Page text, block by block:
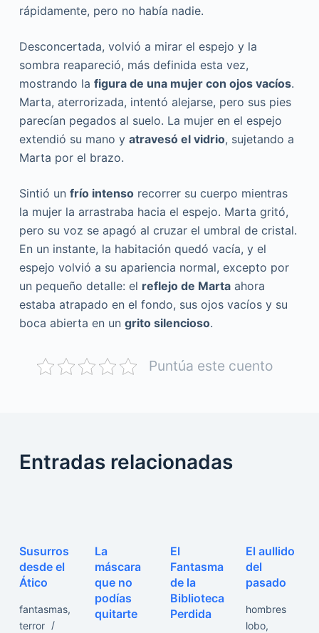
rápidamente, pero no había nadie.
Desconcertada, volvió a mirar el espejo y la
sombra reapareció, más definida esta vez,
mostrando la figura de una mujer con ojos vacíos.
Marta, aterrorizada, intentó alejarse, pero sus pies
parecían pegados al suelo. La mujer en el espejo
extendió su mano y atravesó el vidrio, sujetando a
Marta por el brazo.
Sintió un frío intensorecorrer su cuerpo mientras
la mujer la arrastraba hacia el espejo. Marta gritó,
pero su voz se apagó al cruzar el umbral de cristal.
En un instante, la habitación quedó vacía, y el
espejo volvió a su apariencia normal, excepto por
un pequeño detalle: el reflejo de Martaahora
estaba atrapado en el fondo, sus ojos vacíos y su
boca abierta en un grito silencioso.
Puntúa este cuento
Entradas relacionadas
Susurros
desde el
Ático
fantasmas,
terror
La
máscara
que no
podías
quitarte
El
Fantasma
de la
Biblioteca
Perdida
El aullido
del
pasado
hombres
lobo,